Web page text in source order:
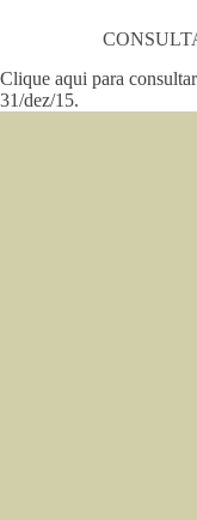
Clique aqui para
31/dez/15.